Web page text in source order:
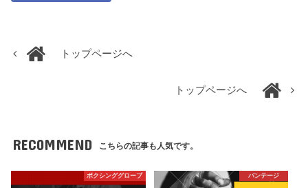
トップページへ
トップページへ
RECOMMEND こちらの記事も人気です。
ボクシンググローブ バンテージ